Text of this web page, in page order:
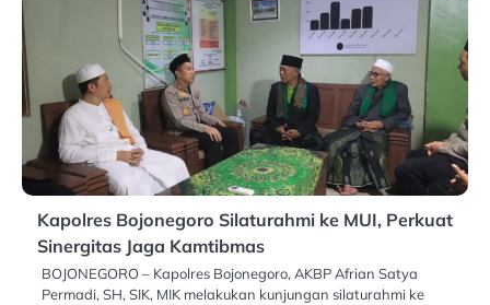
Kapolres Bojonegoro Silaturahmi ke MUI, Perkuat
Sinergitas Jaga Kamtibmas
BOJONEGORO – Kapolres Bojonegoro, AKBP Afrian Satya
Permadi, SH, SIK, MIK melakukan kunjungan silaturahmi ke